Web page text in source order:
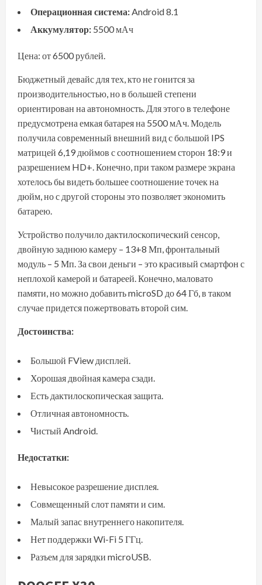
Операционная система: Android 8.1
Аккумулятор: 5500 мАч
Цена: от 6500 рублей.
Бюджетный девайс для тех, кто не гонится за
производительностью, но в большей степени
ориентирован на автономность. Для этого в телефоне
предусмотрена емкая батарея на 5500 мАч. Модель
получила современный внешний вид с большой IPS
матрицей 6,19 дюймов с соотношением сторон 18:9 и
разрешением HD+. Конечно, при таком размере экрана
хотелось бы видеть большее соотношение точек на
дюйм, но с другой стороны это позволяет экономить
батарею.
Устройство получило дактилоскопический сенсор,
двойную заднюю камеру – 13+8 Мп, фронтальный
модуль – 5 Мп. За свои деньги – это красивый смартфон с
неплохой камерой и батареей. Конечно, маловато
памяти, но можно добавить microSD до 64 Гб, в таком
случае придется пожертвовать второй сим.
Достоинства:
Большой FView дисплей.
Хорошая двойная камера сзади.
Есть дактилоскопическая защита.
Отличная автономность.
Чистый Android
Недостатки:
Невысокое разрешение дисплея.
Совмещенный слот памяти и сим.
Малый запас внутреннего накопителя.
Нет поддержки Wi-Fi 5 ГГц.
Разъем для зарядки microUSB